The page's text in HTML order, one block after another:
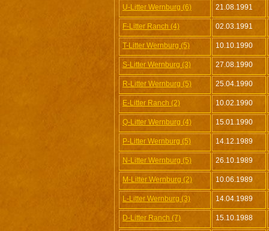
U-Litter Wernburg (6) 21.08.1991
F-Litter Ranch (4) 02.03.1991
T-Litter Wernburg (5) 10.10.1990
S-Litter Wernburg (3) 27.08.1990
R-Litter Wernburg (5) 25.04.1990
E-Litter Ranch (2) 10.02.1990
Q-Litter Wernburg (4) 15.01.1990
P-Litter Wernburg (5) 14.12.1989
N-Litter Wernburg (5) 26.10.1989
M-Litter Wernburg (2) 10.06.1989
L-Litter Wernburg (3) 14.04.1989
D-Litter Ranch (7) 15.10.1988